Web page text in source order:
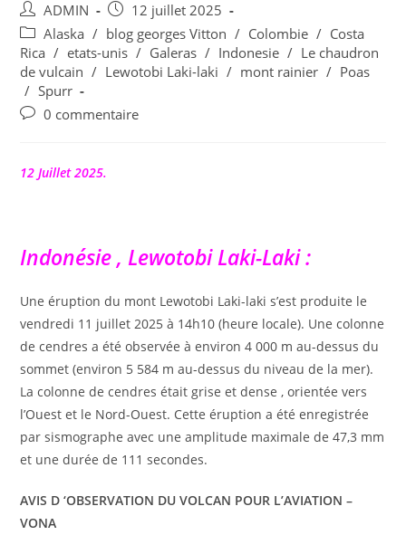
Auteur/autrice
de
la
publication :
ADMIN
Publication
publiée :
12 juillet 2025
Post
category:
Alaska / blog georges Vitton / Colombie / Costa
Rica / etats-unis / Galeras / Indonesie / Le chaudron
de vulcain / Lewotobi Laki-laki / mont rainier / Poas
/ Spurr
Commentaires
publication :
0 commentaire
12 Juillet 2025.
Indonésie , Lewotobi Laki-Laki :
Une éruption du mont Lewotobi Laki-laki s’est produite le
vendredi 11 juillet 2025 à 14h10 (heure locale). Une colonne
de cendres a été observée à environ 4 000 m au-dessus du
sommet (environ 5 584 m au-dessus du niveau de la mer).
La colonne de cendres était grise et dense , orientée vers
l’Ouest et le Nord-Ouest. Cette éruption a été enregistrée
par sismographe avec une amplitude maximale de 47,3 mm
et une durée de 111 secondes.
AVIS D ‘OBSERVATION DU VOLCAN POUR L’AVIATION –
VONA